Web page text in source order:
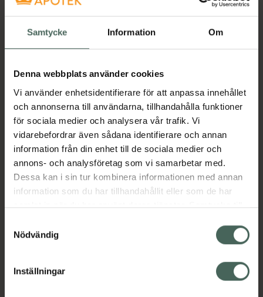
Samtycke Information Om
Denna webbplats använder cookies
Vi använder enhetsidentifierare för att anpassa innehållet
och annonserna till användarna, tillhandahålla funktioner
för sociala medier och analysera vår trafik. Vi
vidarebefordrar även sådana identifierare och annan
information från din enhet till de sociala medier och
annons- och analysföretag som vi samarbetar med.
Dessa kan i sin tur kombinera informationen med annan
information som du har tillhandahållit eller som de har
samlat in när du har använt deras tjänster. Samtycke till
återkalla ditt samtycke via webbplatsens
cookieinställningar. Ett återkallat samtycke påverkar inte
lagligheten av behandling som skett innan återkallelsen.
Nödvändig
Inställningar
Köp via ditt recept
Aktuella erbjudanden
Beskrivning Dölj
Läs alltid bipacksedeln innan
användning.
EAN:06432100035189
Bipacksedel från FASS Visa